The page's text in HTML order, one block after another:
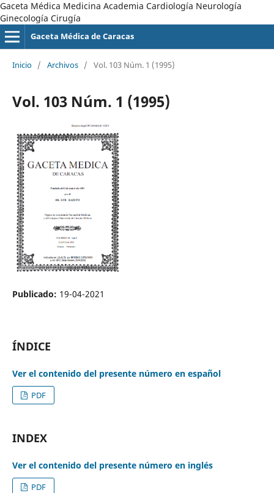
Gaceta Médica Medicina Academia Cardiología Neurología
Ginecología Cirugía
Gaceta Médica de Caracas
Inicio / Archivos / Vol. 103 Núm. 1 (1995)
Vol. 103 Núm. 1 (1995)
Publicado: 19-04-2021
ÍNDICE
Ver el contenido del presente número en español
PDF
INDEX
Ver el contenido del presente número en inglés
PDF